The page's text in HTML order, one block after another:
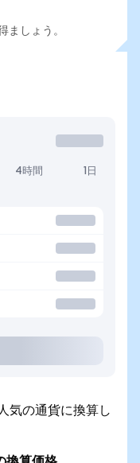
ましょう。
4時間 1日
の通貨に換算し